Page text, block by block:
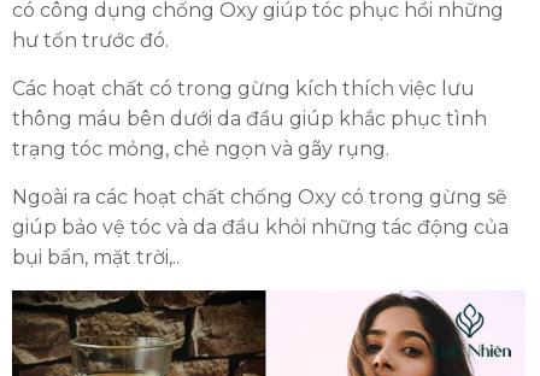
có công dụng chống Oxy giúp tóc phục hồi những
hư tổn trước đó.
Các hoạt chất có trong gừng kích thích việc lưu
thông máu bên dưới da đầu giúp khắc phục tình
trạng tóc mỏng, chẻ ngọn và gãy rụng.
Ngoài ra các hoạt chất chống Oxy có trong gừng sẽ
giúp bảo vệ tóc và da đầu khỏi những tác động của
bụi bẩn, mặt trời,..